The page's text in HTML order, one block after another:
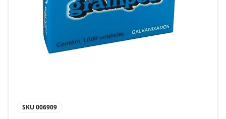
SKU 006909